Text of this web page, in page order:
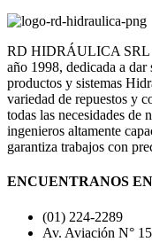
RD HIDRÁULICA SRL
año 1998, dedicada a
productos y sistemas
variedad de repuestos y
todas las necesidades de
ingenieros altamente
garantiza trabajos con
ENCUENTRANOS
(01) 224-2289
Av. Aviación N°